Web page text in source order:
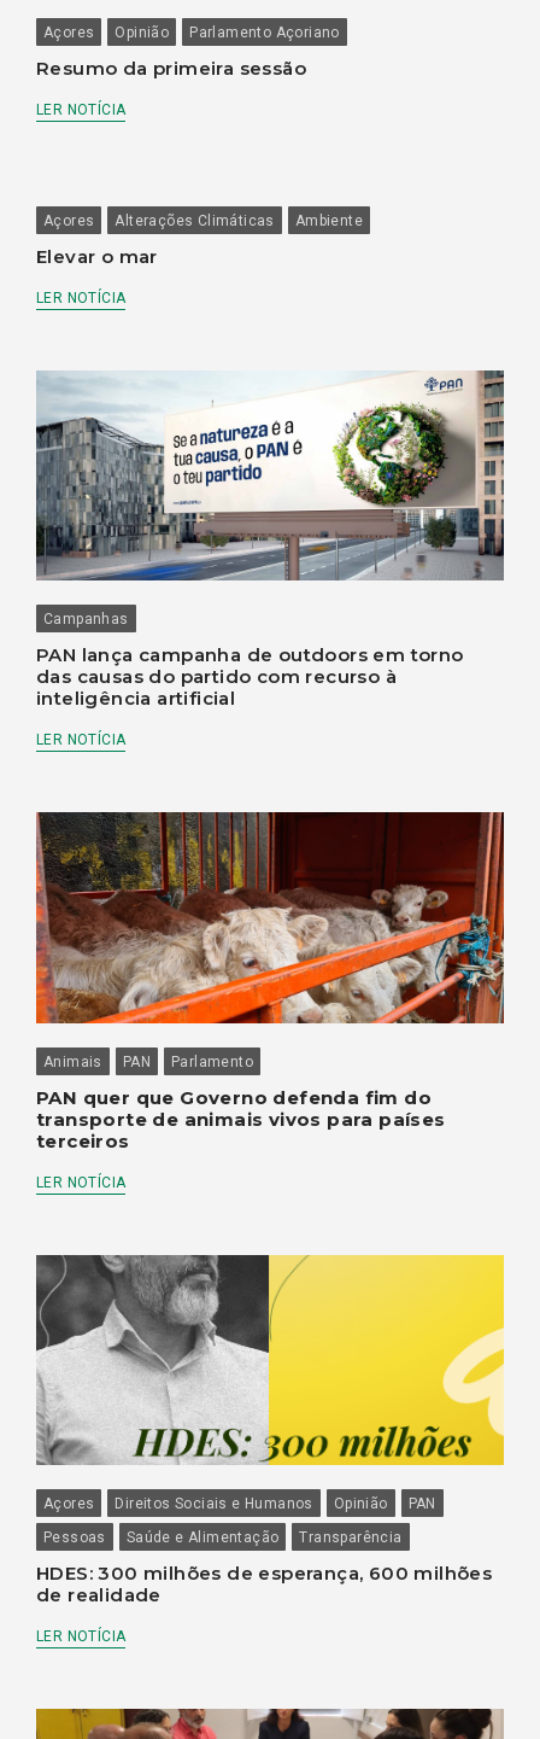
Açores Opinião Parlamento Açoriano
Resumo da primeira sessão
LER NOTÍCIA
Açores Alterações Climáticas Ambiente
Elevar o mar
LER NOTÍCIA
Campanhas
PAN lança campanha de outdoors em torno
das causas do partido com recurso à
inteligência artificial
LER NOTÍCIA
Animais PAN Parlamento
PAN quer que Governo defenda fim do
transporte de animais vivos para países
terceiros
LER NOTÍCIA
Açores Direitos Sociais e Humanos Opinião
PAN
Pessoas
Saúde e Alimentação Transparência
HDES: 300 milhões de esperança, 600 milhões
de realidade
LER NOTÍCIA